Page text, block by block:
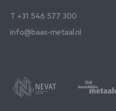
T +31 546 577 300
info@baas-metaal.nl